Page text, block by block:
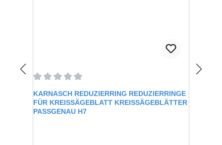
KARNASCH REDUZIERRING REDUZIERRINGE
FÜR KREISSÄGEBLATT KREISSÄGEBLÄTTER
PASSGENAU H7